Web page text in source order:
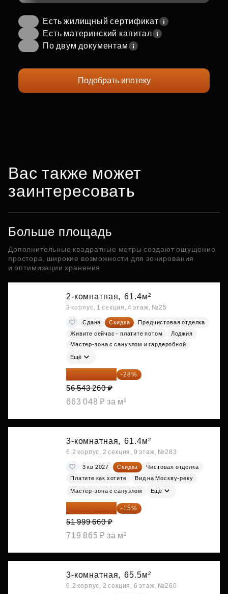
Есть жилищный сертификат
Есть материнский капитал
По двум документам
Подобрать ипотеку
Вас также может
заинтересовать
Больше площадь
Дополнительные квадратные метры создают ощущение
простора, широкие возможности для зонирования
и оптимизации хранения
2-комнатная, 61.4м²
3 корпус, 1 секция, 4 этаж, №25
Сдана Скидка
Предчистовая отделка
Живите сейчас - платите потом
Лоджия
Мастер-зона с санузлом и гардеробной
Ещё
40 711 147 ₽ -28%
56 543 260 ₽
663 048 ₽ за м²
3-комнатная, 61.4м²
6.2 корпус, 2 секция, 9 этаж, №283
3 кв 2027 Скидка
Чистовая отделка
Платите как хотите
Вид на Москву-реку
Мастер-зона с санузлом Ещё
44 199 711 ₽ -15%
51 999 660 ₽
719 865 ₽ за м²
3-комнатная, 65.5м²
6.2 корпус, 2 секция, 6 этаж, №260